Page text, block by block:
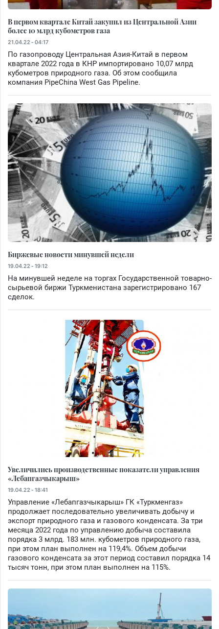
В первом квартале Китай закупил из Центральной Азии
более 10 млрд кубометров газа
21.04.22 - 04:17
По газопроводу Центральная Азия-Китай в первом
квартале 2022 года в КНР импортировано 10,07 млрд
кубометров природного газа. Об этом сообщила
компания PipeChina West Gas Pipeline.
Биржевые новости минувшей недели
19.04.22 - 19:12
На минувшей неделе на торгах Государственной товарно-
сырьевой биржи Туркменистана зарегистрировано 167
сделок.
Увеличились производственные показатели управления
«Лебапгазчыкарыш»
19.04.22 - 18:41
Управление «Лебапгазчыкарыш» ГК «Туркменгаз»
продолжает последовательно увеличивать добычу и
экспорт природного газа и газового конденсата. За три
месяца 2022 года по управлению добыча составила
порядка 3 млрд. 183 млн. кубометров природного газа,
при этом план выполнен на 119,4%. Объем добычи
газового конденсата за этот период составил порядка 14
тысяч тонн, при этом план выполнен на 115%.